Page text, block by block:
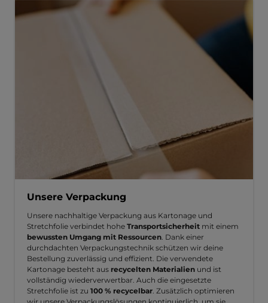
Unsere Verpackung
Unsere nachhaltige Verpackung aus Kartonage und
Stretchfolie verbindet hohe Transportsicherheit mit einem
bewussten Umgang mit Ressourcen . Dank einer
durchdachten Verpackungstechnik schützen wir deine
Bestellung zuverlässig und effizient. Die verwendete
Kartonage besteht aus recycelten Materialien und ist
vollständig wiederverwertbar. Auch die eingesetzte
Stretchfolie ist zu 100 % recycelbar . Zusätzlich optimieren